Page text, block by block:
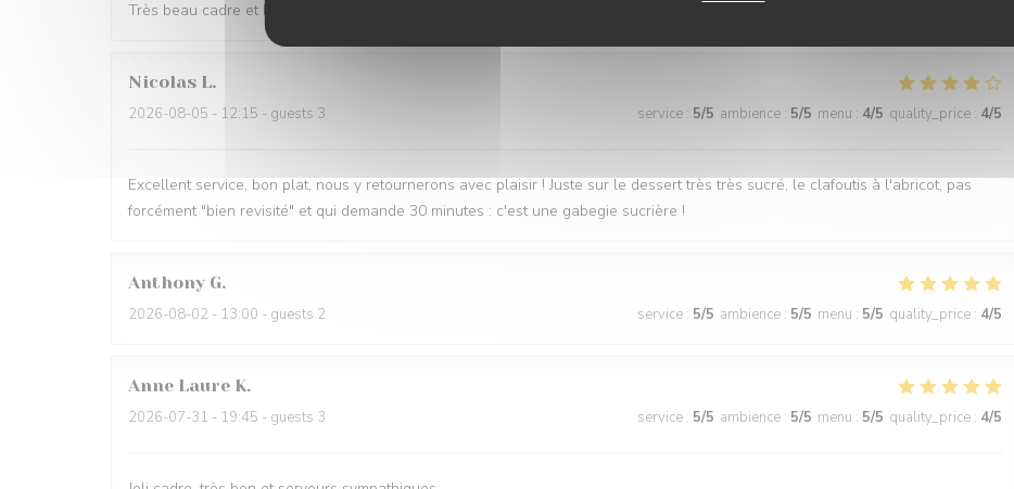
Très beau cadre et bon accueil du personnel
Nicolas L
2026-08-05 - 12:15 - guests 3 service : 5/5 ambience : 5/5 menu : 4/5 quality_price : 4/5
Excellent service, bon plat, nous y retournerons avec plaisir ! Juste sur le dessert très très sucré, le clafoutis à l'abricot, pas
forcément "bien revisité" et qui demande 30 minutes : c'est une gabegie sucrière !
Anthony G
2026-08-02 - 13:00 - guests 2 service : 5/5 ambience : 5/5 menu : 5/5 quality_price : 4/5
Anne Laure K
2026-07-31 - 19:45 - guests 3 service : 5/5 ambience : 5/5 menu : 5/5 quality_price : 4/5